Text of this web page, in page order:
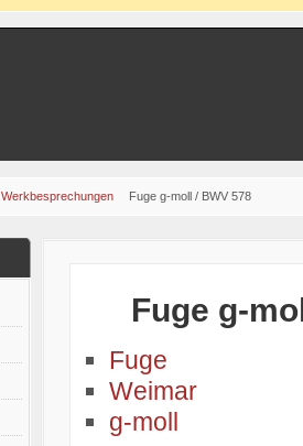
Werkbesprechungen Fuge g-moll / BWV 578
Fuge g-
Fuge
Weimar
g-moll